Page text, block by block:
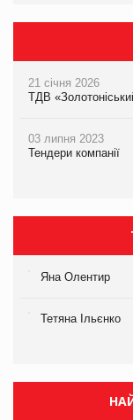
21 січня 2026
ТДВ
03 липня 2023
Тендери компанії
Яна Олентир
Тетяна Ільєнко